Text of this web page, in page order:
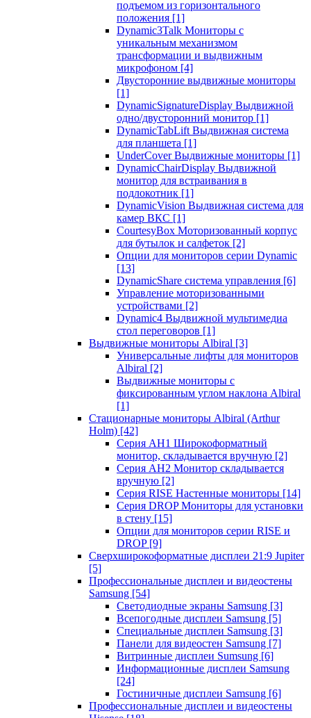
подъемом из горизонтального
положения [1]
Dynamic3Talk Мониторы с
уникальным механизмом
трансформации и выдвижным
микрофоном [4]
Двусторонние выдвижные мониторы
[1]
DynamicSignatureDisplay Выдвижной
одно/двусторонний монитор [1]
DynamicTabLift Выдвижная система
для планшета [1]
UnderCover Выдвижные мониторы [1]
DynamicChairDisplay Выдвижной
монитор для встраивания в
подлокотник [1]
DynamicVision Выдвижная система для
камер ВКС [1]
CourtesyBox Моторизованный корпус
для бутылок и салфеток [2]
Опции для мониторов серии Dynamic
[13]
DynamicShare система управления [6]
Управление моторизованными
устройствами [2]
Dynamic4 Выдвижной мультимедиа
стол переговоров [1]
Выдвижные мониторы Albiral [3]
Универсальные лифты для мониторов
Albiral [2]
Выдвижные мониторы с
фиксированным углом наклона Albiral
[1]
Стационарные мониторы Albiral (Arthur
Holm) [42]
Серия AH1 Широкоформатный
монитор, складывается вручную [2]
Серия AH2 Монитор складывается
вручную [2]
Серия RISE Настенные мониторы [14]
Серия DROP Мониторы для установки
в стену [15]
Опции для мониторов серии RISE и
DROP [9]
Сверхширокоформатные дисплеи 21:9 Jupiter
[5]
Профессиональные дисплеи и видеостены
Samsung [54]
Светодиодные экраны Samsung [3]
Всепогодные дисплеи Samsung [5]
Специальные дисплеи Samsung [3]
Панели для видеостен Samsung [7]
Витринные дисплеи Sumsung [6]
Информационные дисплеи Samsung
[24]
Гостиничные дисплеи Samsung [6]
Профессиональные дисплеи и видеостены